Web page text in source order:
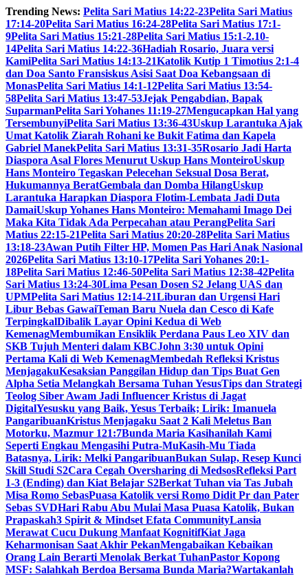
Skip
to
content
Trending News: Pelita Sari Matius 14:22-23Pelita Sari Matius
17:14-20Pelita Sari Matius 16:24-28Pelita Sari Matius 17:1-
9Pelita Sari Matius 15:21-28Pelita Sari Matius 15:1-2.10-
14Pelita Sari Matius 14:22-36Hadiah Rosario, Juara versi
KamiPelita Sari Matius 14:13-21Katolik Kutip 1 Timotius 2:1-4
dan Doa Santo Fransiskus Asisi Saat Doa Kebangsaan di
MonasPelita Sari Matius 14:1-12Pelita Sari Matius 13:54-
58Pelita Sari Matius 13:47-53Jejak Pengabdian, Bapak
SuparmanPelita Sari Yohanes 11:19-27Mengucapkan Hal yang
TersembunyiPelita Sari Matius 13:36-43Uskup Larantuka Ajak
Umat Katolik Ziarah Rohani ke Bukit Fatima dan Kapela
Gabriel ManekPelita Sari Matius 13:31-35Rosario Jadi Harta
Diaspora Asal Flores Menurut Uskup Hans MonteiroUskup
Hans Monteiro Tegaskan Pelecehan Seksual Dosa Berat,
Hukumannya BeratGembala dan Domba HilangUskup
Larantuka Harapkan Diaspora Flotim-Lembata Jadi Duta
DamaiUskup Yohanes Hans Monteiro: Memahami Imago Dei
Maka Kita Tidak Ada Perpecahan atau PerangPelita Sari
Matius 22:15-21Pelita Sari Matius 20:20-28Pelita Sari Matius
13:18-23Awan Putih Filter HP, Momen Pas Hari Anak Nasional
2026Pelita Sari Matius 13:10-17Pelita Sari Yohanes 20:1-
18Pelita Sari Matius 12:46-50Pelita Sari Matius 12:38-42Pelita
Sari Matius 13:24-30Lima Pesan Dosen S2 Jelang UAS dan
UPMPelita Sari Matius 12:14-21Liburan dan Urgensi Hari
Libur Bebas GawaiTeman Baru Nuela dan Cesco di Kafe
TerpingkalDibalik Layar Opini Kedua di Web
KemenagMembumikan Ensiklik Perdana Paus Leo XIV dan
SKB Tujuh Menteri dalam KBCJohn 3:30 untuk Opini
Pertama Kali di Web KemenagMembedah Refleksi Kristus
MenjagakuKesaksian Panggilan Hidup dan Tips Buat Gen
Alpha Setia Melangkah Bersama Tuhan YesusTips dan Strategi
Teolog Siber Awam Jadi Influencer Kristus di Jagat
DigitalYesusku yang Baik, Yesus Terbaik; Lirik: Imanuela
PangaribuanKristus Menjagaku Saat 2 Kali Meletus Ban
Motorku, Mazmur 121:7Bunda Maria Kasihanilah Kami
Seperti Engkau Mengasihi Putra-MuKasih-Mu Tiada
Batasnya, Lirik: Melki PangaribuanBukan Sulap, Resep Kunci
Skill Studi S2Cara Cegah Oversharing di MedsosRefleksi Part
1-3 (Ending) dan Kiat Belajar S2Berkat Tuhan via Tas Jubah
Misa Romo SebasPuasa Katolik versi Romo Didit Pr dan Pater
Sebas SVDHari Rabu Abu Mulai Masa Puasa Katolik, Bukan
Prapaskah3 Spirit & Mindset Efata CommunityLansia
Merawat Cucu Dukung Manfaat KognitifKiat Jaga
Keharmonisan Saat Akhir PekanMengabaikan Kebaikan
Orang Lain Berarti Menolak Berkat TuhanPastor Kopong
MSF: Salahkah Berdoa Bersama Bunda Maria?Wartakanlah